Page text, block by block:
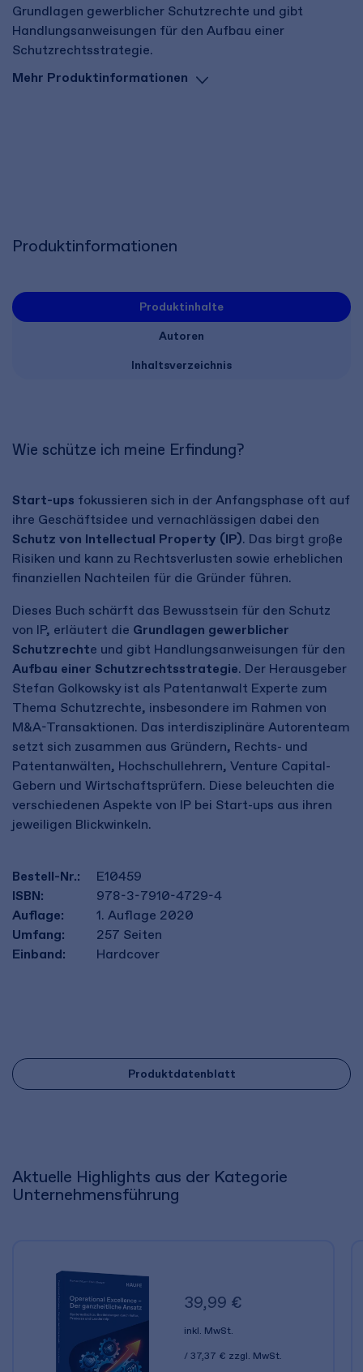
Grundlagen gewerblicher Schutzrechte und gibt
Handlungsanweisungen für den Aufbau einer
Schutzrechtsstrategie.
Mehr Produktinformationen
Produktinformationen
Produktinhalte
Autoren
Inhaltsverzeichnis
Wie schütze ich meine Erfindung?
Start-ups fokussieren sich in der Anfangsphase oft auf
ihre Geschäftsidee und vernachlässigen dabei den
Schutz von Intellectual Property (IP). Das birgt große
Risiken und kann zu Rechtsverlusten sowie erheblichen
finanziellen Nachteilen für die Gründer führen.
Dieses Buch schärft das Bewusstsein für den Schutz
von IP, erläutert die Grundlagen gewerblicher
Schutzrechte und gibt Handlungsanweisungen für den
Aufbau einer Schutzrechtsstrategie. Der Herausgeber
Stefan Golkowsky ist als Patentanwalt Experte zum
Thema Schutzrechte, insbesondere im Rahmen von
M&A-Transaktionen. Das interdisziplinäre Autorenteam
setzt sich zusammen aus Gründern, Rechts- und
Patentanwälten, Hochschullehrern, Venture Capital-
Gebern und Wirtschaftsprüfern. Diese beleuchten die
verschiedenen Aspekte von IP bei Start-ups aus ihren
jeweiligen Blickwinkeln.
Bestell-Nr.:
E10459
ISBN:
978-3-7910-4729-4
Auflage:
1. Auflage 2020
Umfang:
257 Seiten
Einband:
Hardcover
Produktdatenblatt
Aktuelle Highlights aus der Kategorie
Unternehmensführung
39,99 €
inkl. MwSt.
37,37 € zzgl. MwSt.